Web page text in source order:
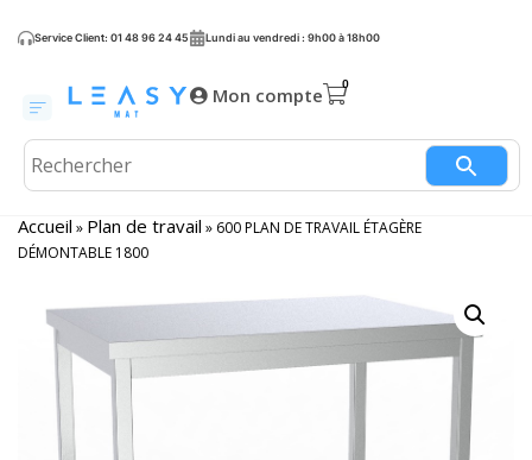
Service Client: 01 48 96 24 45 Lundi au vendredi : 9h00 à 18h00
Mon compte
Accueil » Plan de travail » 600 PLAN DE TRAVAIL ÉTAGÈRE
DÉMONTABLE 1800